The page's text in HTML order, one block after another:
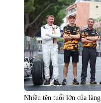
Nhiều tên tuổi lớn của